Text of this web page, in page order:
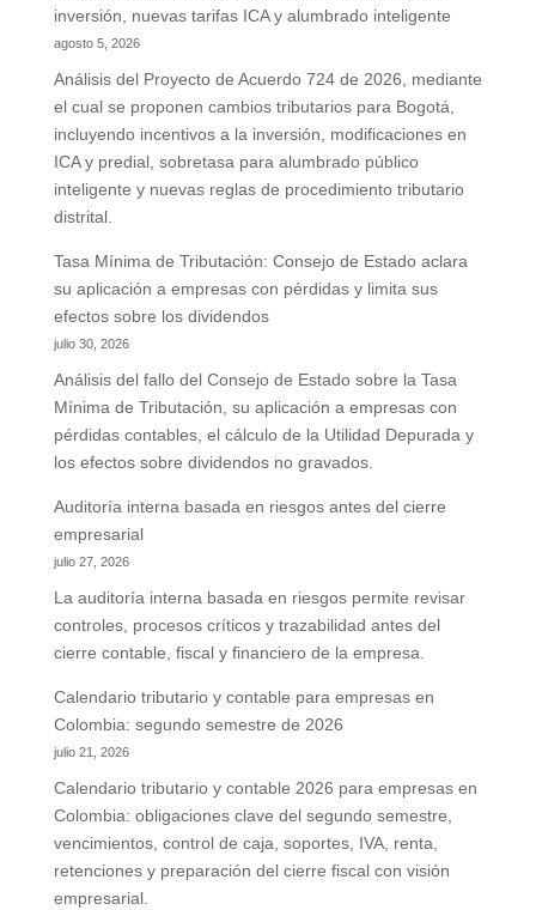
inversión, nuevas tarifas ICA y alumbrado inteligente
agosto 5, 2026
Análisis del Proyecto de Acuerdo 724 de 2026, mediante
el cual se proponen cambios tributarios para Bogotá,
incluyendo incentivos a la inversión, modificaciones en
ICA y predial, sobretasa para alumbrado público
inteligente y nuevas reglas de procedimiento tributario
distrital.
Tasa Mínima de Tributación: Consejo de Estado aclara
su aplicación a empresas con pérdidas y limita sus
efectos sobre los dividendos
julio 30, 2026
Análisis del fallo del Consejo de Estado sobre la Tasa
Mínima de Tributación, su aplicación a empresas con
pérdidas contables, el cálculo de la Utilidad Depurada y
los efectos sobre dividendos no gravados.
Auditoría interna basada en riesgos antes del cierre
empresarial
julio 27, 2026
La auditoría interna basada en riesgos permite revisar
controles, procesos críticos y trazabilidad antes del
cierre contable, fiscal y financiero de la empresa.
Calendario tributario y contable para empresas en
Colombia: segundo semestre de 2026
julio 21, 2026
Calendario tributario y contable 2026 para empresas en
Colombia: obligaciones clave del segundo semestre,
vencimientos, control de caja, soportes, IVA, renta,
retenciones y preparación del cierre fiscal con visión
empresarial.